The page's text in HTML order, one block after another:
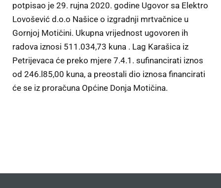
potpisao je 29. rujna 2020. godine Ugovor sa Elektro
Lovošević d.o.o Našice o izgradnji mrtvačnice u
Gornjoj Motičini. Ukupna vrijednost ugovoren ih
radova iznosi 511.034,73 kuna . Lag Karašica iz
Petrijevaca će preko mjere 7.4.1. sufinancirati iznos
od 246.l85,00 kuna, a preostali dio iznosa financirati
će se iz proračuna Općine Donja Motičina.